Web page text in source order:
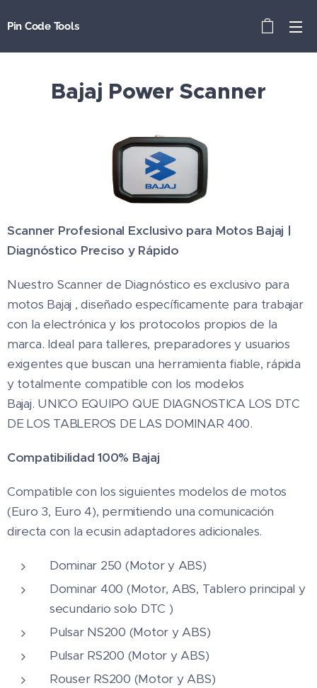
Pin Code Tools
Bajaj Power Scanner
Scanner Profesional Exclusivo para Motos Bajaj |
Diagnóstico Preciso y Rápido
Nuestro Scanner de Diagnóstico es exclusivo para
motos Bajaj , diseñado específicamente para trabajar
con la electrónica y los protocolos propios de la
marca. Ideal para talleres, preparadores y usuarios
exigentes que buscan una herramienta fiable, rápida
y totalmente compatible con los modelos
Bajaj. UNICO EQUIPO QUE DIAGNOSTICA LOS DTC
DE LOS TABLEROS DE LAS DOMINAR 400.
Compatibilidad 100% Bajaj
Compatible con los siguientes modelos de motos
(Euro 3, Euro 4), permitiendo una comunicación
directa con la ecusin adaptadores adicionales.
Dominar 250 (Motor y ABS)
Dominar 400 (Motor, ABS, Tablero principal y
secundario solo DTC )
Pulsar NS200 (Motor y ABS)
Pulsar RS200 (Motor y ABS)
Rouser RS200 (Motor y ABS)